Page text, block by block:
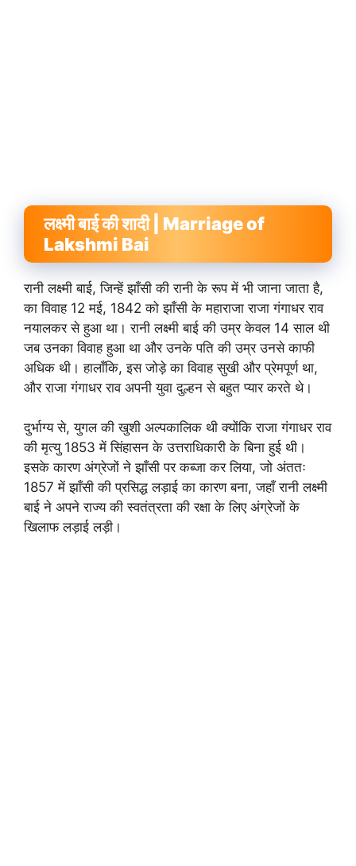
लक्ष्मी बाई की शादी | Marriage of
Lakshmi Bai
रानी लक्ष्मी बाई, जिन्हें झाँसी की रानी के रूप में भी जाना जाता है,
का विवाह 12 मई, 1842 को झाँसी के महाराजा राजा गंगाधर राव
नयालकर से हुआ था। रानी लक्ष्मी बाई की उम्र केवल 14 साल थी
जब उनका विवाह हुआ था और उनके पति की उम्र उनसे काफी
अधिक थी। हालाँकि, इस जोड़े का विवाह सुखी और प्रेमपूर्ण था,
और राजा गंगाधर राव अपनी युवा दुल्हन से बहुत प्यार करते थे।
दुर्भाग्य से, युगल की खुशी अल्पकालिक थी क्योंकि राजा गंगाधर राव
की मृत्यु 1853 में सिंहासन के उत्तराधिकारी के बिना हुई थी।
इसके कारण अंग्रेजों ने झाँसी पर कब्जा कर लिया, जो अंततः
1857 में झाँसी की प्रसिद्ध लड़ाई का कारण बना, जहाँ रानी लक्ष्मी
बाई ने अपने राज्य की स्वतंत्रता की रक्षा के लिए अंग्रेजों के
खिलाफ लड़ाई लड़ी।